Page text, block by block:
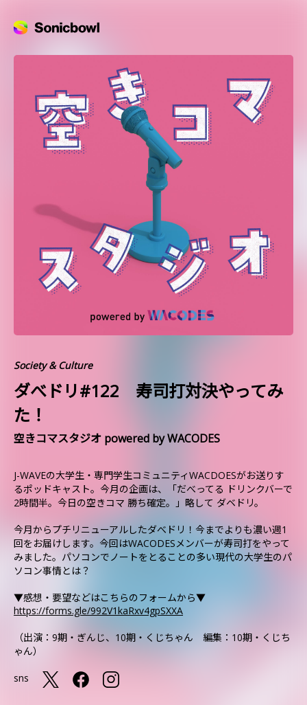
Society & Culture
ダべドリ#122 寿司打対決やってみ
た！
空きコマスタジオ powered by WACODES
J-WAVEの大学生・専門学生コミュニティWACDOESがお送りす
るポッドキャスト。今月の企画は、「だべってる ドリンクバーで
2時間半。今日の空きコマ 勝ち確定。」略して ダベドリ。
今月からプチリニューアルしたダべドリ！今までよりも濃い週1
回をお届けします。今回はWACODESメンバーが寿司打をやって
みました。パソコンでノートをとることの多い現代の大学生のパ
ソコン事情とは？
▼感想・要望などはこちらのフォームから▼
https://forms.gle/992V1kaRxv4gpSXXA
（出演：9期・ぎんじ、10期・くじちゃん 編集：10期・くじち
ゃん）
sns